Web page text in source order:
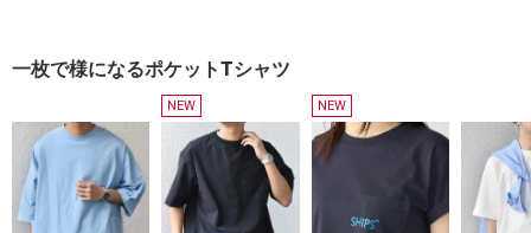
一枚で様になるポケットTシャツ
NEW NEW